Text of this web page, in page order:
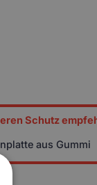
Schutz
aus Gummi